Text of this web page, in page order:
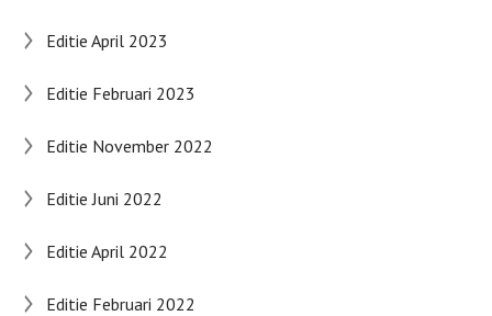
Editie April 2023
Editie Februari 2023
Editie November 2022
Editie Juni 2022
Editie April 2022
Editie Februari 2022